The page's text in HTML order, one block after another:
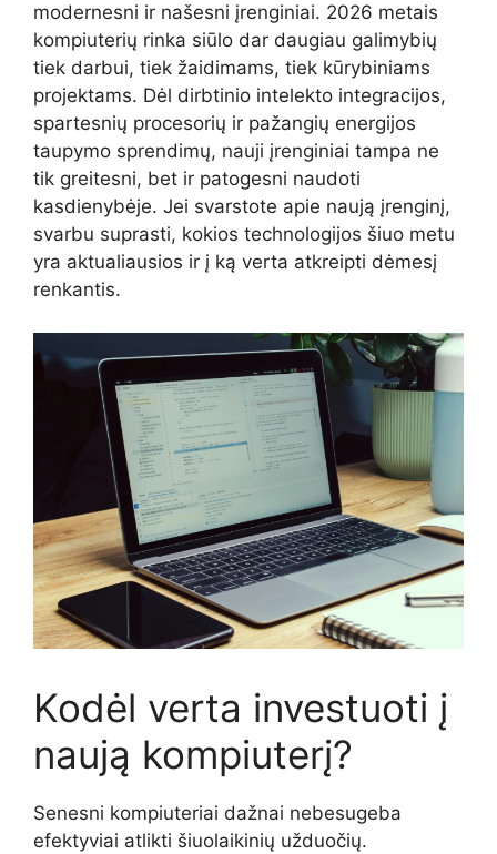
modernesni ir našesni įrenginiai. 2026 metais
kompiuterių rinka siūlo dar daugiau galimybių
tiek darbui, tiek žaidimams, tiek kūrybiniams
projektams. Dėl dirbtinio intelekto integracijos,
spartesnių procesorių ir pažangių energijos
taupymo sprendimų, nauji įrenginiai tampa ne
tik greitesni, bet ir patogesni naudoti
kasdienybėje. Jei svarstote apie naują įrenginį,
svarbu suprasti, kokios technologijos šiuo metu
yra aktualiausios ir į ką verta atkreipti dėmesį
renkantis.
Kodėl verta investuoti į
naują kompiuterį?
Senesni kompiuteriai dažnai nebesugeba
efektyviai atlikti šiuolaikinių užduočių.